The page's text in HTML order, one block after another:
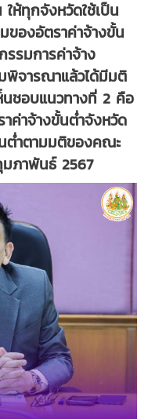
ห้ทุกจังหวัดใช้เป็น
ของอัตราค่าจ้างขั้น
รรมการค่าจ้าง
พิจารณาแล้วได้มีมติ
ชอบแนวทางที่ 2 คือ
ค่าจ้างขั้นต่ำจังหวัด
ต่ำตามมติของคณะ
มภาพันธ์ 2567